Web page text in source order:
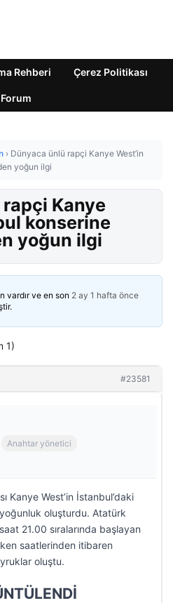
Rehberi Çerez Politikası
Forum
› Dünyaca ünlü rapçi Kanye West’in
yoğun ilgi
Kanye
konserine
yoğun ilgi
vardır ve en son 2 ay 1 hafta önce
1)
#23581
Anahtar yönetici
Kanye West’in İstanbul’daki
oluşturdu. Atatürk
21.00 sıralarında başlayan
saatlerinden itibaren
oluştu.